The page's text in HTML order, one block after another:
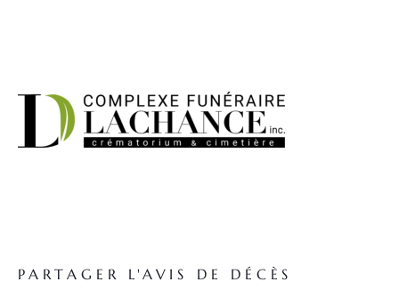
PARTAGER L'AVIS DE DÉCÈS